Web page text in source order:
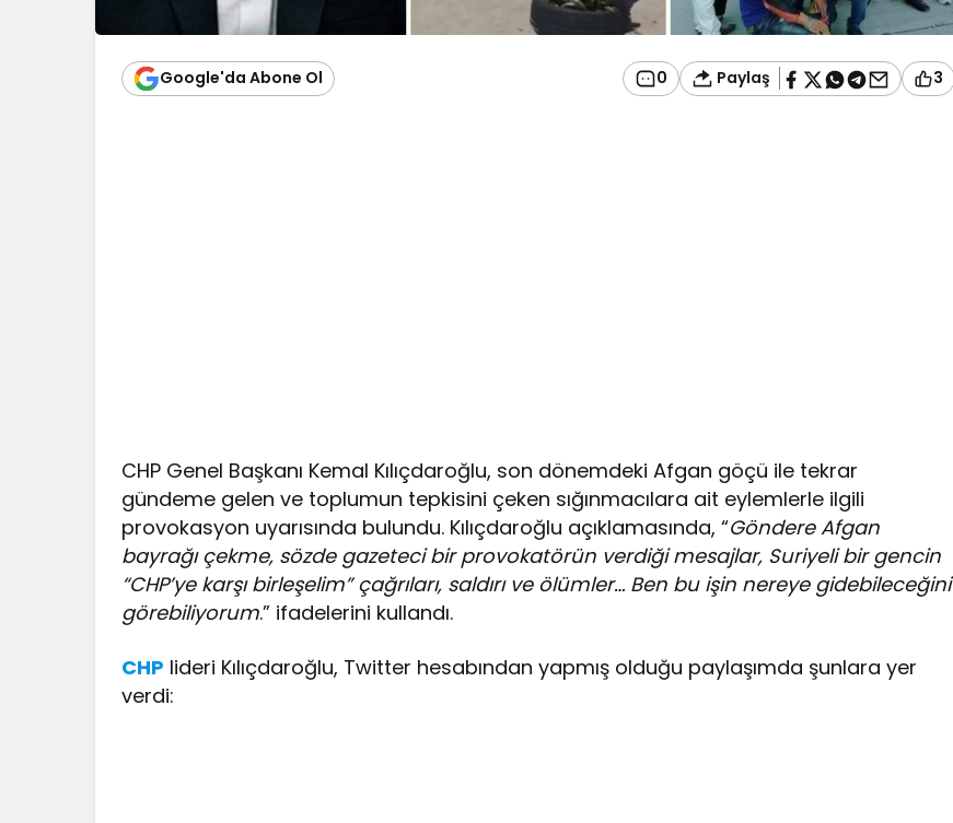
Google'da Abone Ol 0 Paylaş 3
CHP Genel Başkanı Kemal Kılıçdaroğlu, son dönemdeki Afgan göçü ile tekrar
gündeme gelen ve toplumun tepkisini çeken sığınmacılara ait eylemlerle ilgili
provokasyon uyarısında bulundu. Kılıçdaroğlu açıklamasında, “Göndere Afgan
bayrağı çekme, sözde gazeteci bir provokatörün verdiği mesajlar, Suriyeli bir gencin
“CHP’ye karşı birleşelim” çağrıları, saldırı ve ölümler… Ben bu işin nereye gidebileceğini
görebiliyorum.” ifadelerini kullandı.
CHP lideri Kılıçdaroğlu, Twitter hesabından yapmış olduğu paylaşımda şunlara yer
verdi: